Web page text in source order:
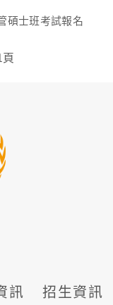
碩士班考試報名
訊 招生資訊